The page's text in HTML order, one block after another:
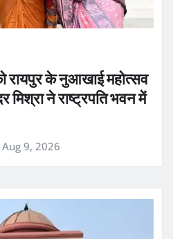
को रायपुर के नुआखाई महोत्सव
मिश्रा ने राष्ट्रपति भवन में
Aug 9, 2026